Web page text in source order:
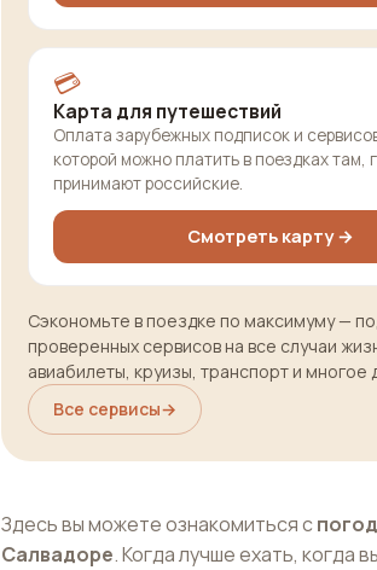
💳
Карта для путешествий
Оплата зарубежных подписок и
которой можно платить в поездках там,
принимают российские.
Смотреть карту →
Сэкономьте в поездке по максимуму —
проверенных сервисов на все случаи
авиабилеты, круизы, транспорт и многое
Все сервисы→
Здесь вы можете ознакомиться с
Салвадоре. Когда лучше ехать, когда